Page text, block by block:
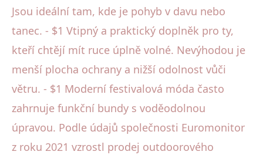
Jsou ideální tam, kde je pohyb v davu nebo
tanec. - $1 Vtipný a praktický doplněk pro ty,
kteří chtějí mít ruce úplně volné. Nevýhodou je
menší plocha ochrany a nižší odolnost vůči
větru. - $1 Moderní festivalová móda často
zahrnuje funkční bundy s voděodolnou
úpravou. Podle údajů společnosti Euromonitor
z roku 2021 vzrostl prodej outdoorového